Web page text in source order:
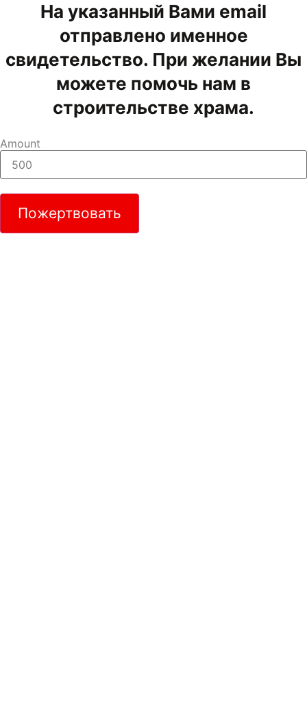
На указанный Вами email
отправлено именное
свидетельство. При желании Вы
можете помочь нам в
строительстве храма.
Amount
Пожертвовать